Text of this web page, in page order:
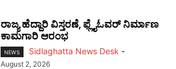
ರಾಜ್ಯ ಹೆದ್ದಾರಿ ವಿಸ್ತರಣೆ, ಫ್ಲೈಓವರ್ ನಿರ್ಮಾಣ
ಕಾಮಗಾರಿ ಆರಂಭ
NEWS Sidlaghatta News Desk -
August 2, 2026